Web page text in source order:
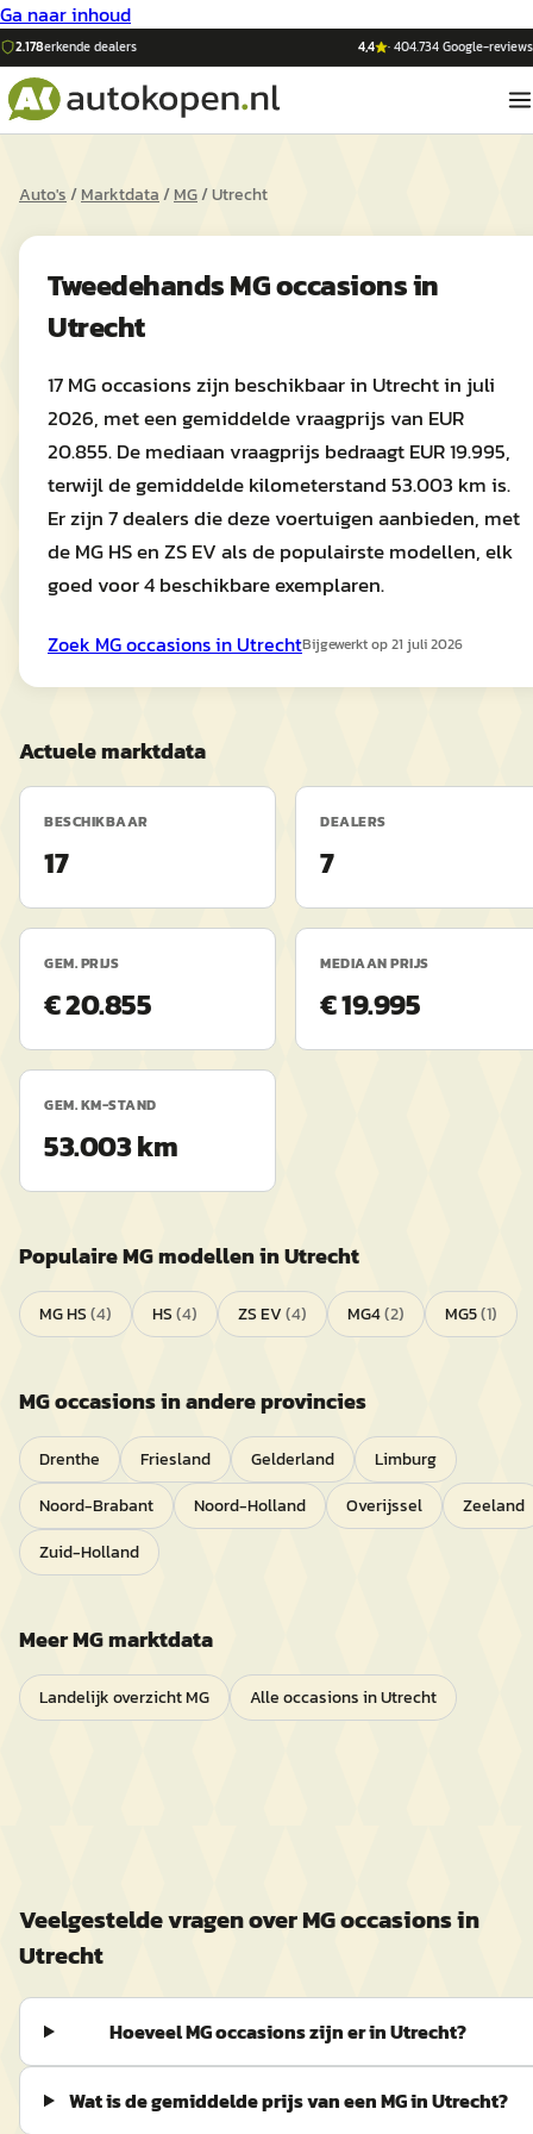
Ga naar inhoud
2.178erkende dealers 4,4 ·404.734Google-reviews
Auto's/Marktdata/MG/Utrecht
TweedehandsMGoccasions in
Utrecht
17 MG occasions zijn beschikbaar in Utrecht in juli
2026, met een gemiddelde vraagprijs van EUR
20.855. De mediaan vraagprijs bedraagt EUR 19.995,
terwijl de gemiddelde kilometerstand 53.003 km is.
Er zijn 7 dealers die deze voertuigen aanbieden, met
de MG HS en ZS EV als de populairste modellen, elk
goed voor 4 beschikbare exemplaren.
Zoek MGoccasions in UtrechtBijgewerkt op21 juli 2026
Actuele marktdata
BESCHIKBAAR
17
DEALERS
7
GEM. PRIJS
€ 20.855
MEDIAAN PRIJS
€ 19.995
GEM. KM-STAND
53.003 km
PopulaireMGmodellen inUtrecht
MG HS(4) HS(4) ZS EV(4) MG4(2) MG5(1)
MGoccasions in andere provincies
Drenthe Friesland Gelderland
Limburg
Noord-Brabant
Noord-Holland Overijssel
Zeeland
Zuid-Holland
MeerMGmarktdata
Landelijk overzichtMG Alle occasions inUtrecht
Veelgestelde vragen overMGoccasions in
Utrecht
Hoeveel MG occasions zijn er in Utrecht?
Wat is de gemiddelde prijs van een MG in Utrecht?